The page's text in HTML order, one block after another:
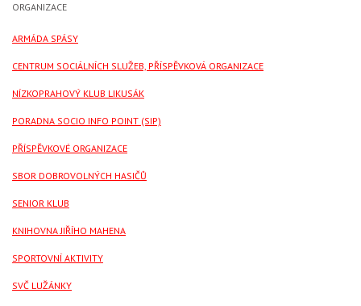
ORGANIZACE
ARMÁDA SPÁSY
CENTRUM SOCIÁLNÍCH SLUŽEB, PŘÍSPĚVKOVÁ ORGANIZACE
NÍZKOPRAHOVÝ KLUB LIKUSÁK
PORADNA SOCIO INFO POINT (SIP)
PŘÍSPĚVKOVÉ ORGANIZACE
SBOR DOBROVOLNÝCH HASIČŮ
SENIOR KLUB
KNIHOVNA JIŘÍHO MAHENA
SPORTOVNÍ AKTIVITY
SVČ LUŽÁNKY